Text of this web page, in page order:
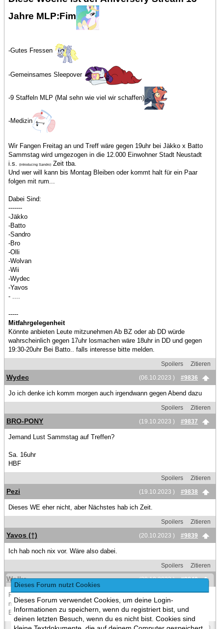
Dieses Forum nutzt Cookies
Dieses Forum verwendet Cookies, um deine Login-
Informationen zu speichern, wenn du registriert bist, und
deinen letzten Besuch, wenn du es nicht bist. Cookies sind
Jahre MLP:Fim
-Gutes Fressen
-Gemeinsames Sleepover
-9 Staffeln MLP (Mal sehn wie viel wir schaffen)
-Medizin
Wir Fangen Freitag an und Treff wäre gegen 19uhr bei Jäkko x Batto
Sammstag wird umgezogen in die 12.000 Einwohner Stadt Neustadt
i.s.
(introducing Sandro) Zeit tba.
Und wer will kann bis Montag Bleiben oder kommt halt für ein Paar
folgen mit rum...
Dabei Sind:
-------
-Jäkko
-Batto
-Sandro
-Bro
-Olli
-Wolvan
-Wii
-Wydec
-Yavos
- ....
-----
Mitfahrgelegenheit
Könnte anbieten Leute mitzunehmen Ab BZ oder ab DD würde
wahrscheinlich gegen 17uhr losmachen wäre 18uhr in DD und gegen
19:30-20uhr Bei Batto.. falls interesse bitte melden.
Spoilers
Zitieren
(06.10.2023 )
#9836
Wydec
Jo ich denke ich komm morgen auch irgendwann gegen Abend dazu
Spoilers
Zitieren
(19.10.2023 )
#9837
BRO-PONY
Jemand Lust Sammstag auf Treffen?
Sa. 16uhr
HBF
Spoilers
Zitieren
(19.10.2023 )
#9838
Pezi
Dieses WE eher nicht, aber Nächstes hab ich Zeit.
Spoilers
Zitieren
(20.10.2023 )
#9839
Yavos (†)
Ich hab noch nix vor. Wäre also dabei.
Spoilers
Zitieren
(20.10.2023 )
#9840
Wolke
Fillip is grad zu Besuch In Dresden, wir wollten morgen Abend zu so
nem Halloween-Event im Oskarpark in Freital, freuen uns über
Begleitung! kostet aber 25€ pro Person ://
Spoilers Zitieren